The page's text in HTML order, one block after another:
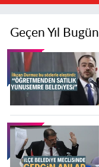
Geçen Yıl Bugün